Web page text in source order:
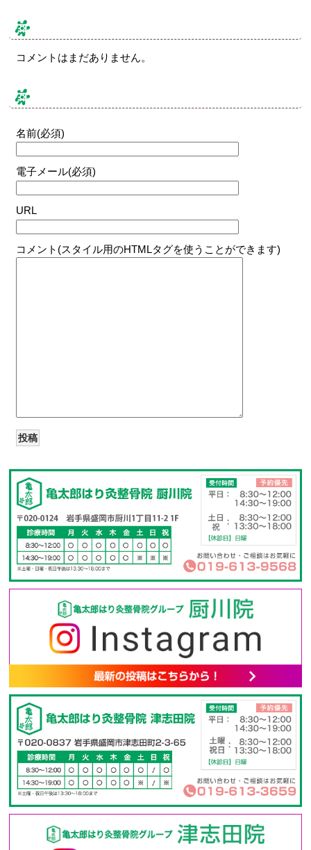
コメント & トラックバック
コメントはまだありません。
コメントする
名前(必須)
電子メール(必須)
URL
コメント(スタイル用のHTMLタグを使うことができます)